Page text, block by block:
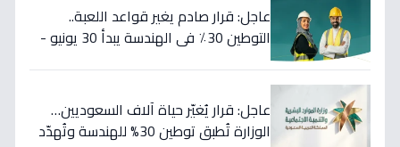
عاجل: قرار صادم يغير قواعد اللعبة..
التوطين 30٪ في الهندسة يبدأ 30 يونيو -
عاجل: قرار يُغيّر حياة آلاف السعوديين…
الوزارة تُطبق توطين 30% للهندسة وتُهدّد